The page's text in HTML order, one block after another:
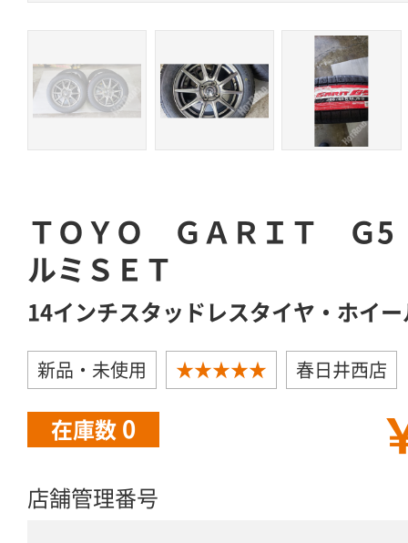
ＴＯＹＯ ＧＡＲＩＴ Ｇ
ルミＳＥＴ
14インチスタッドレスタイヤ・ホイ
新品・未使用 ★★★★★ 春日井西店
在庫数 0
店舗管理番号